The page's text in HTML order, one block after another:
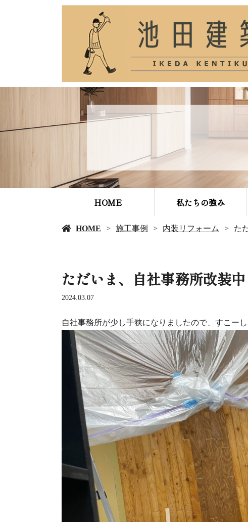
HOME 私たちの強み
HOME 施工事例 内装リフォーム た
ただいま、自社事務所改装中
2024.03.07
自社事務所が少し手狭になりましたので、すこーし